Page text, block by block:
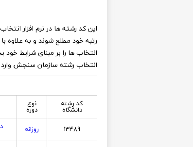
رتبه خود مطلع شوند و به علاوه
انتخاب ها را بر مبنای شرایط
انتخاب رشته سازمان سنجش وارد
کد رشته
دانشگاه
نوع
دوره
13489 روزانه